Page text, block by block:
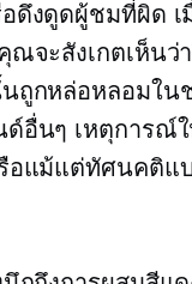
ดึงดูดผู้ชมที่ผิด เมื่
ณจะสังเกตเห็นว่
ถูกหล่อหลอมใน
อื่นๆ เหตุการณ์
อแม้แต่ทัศนคติแ